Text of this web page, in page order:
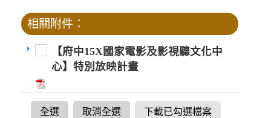
相關附件：
【府中15X國家電影及影視聽文化中
心】特別放映計畫
全選 取消全選 下載已勾選檔案